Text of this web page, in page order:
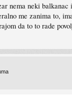
nema neki
me zanima to,
da to to rade